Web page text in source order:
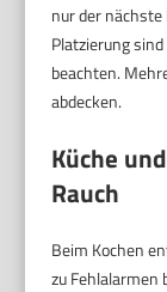
nur der nächste
Platzierung
beachten.
abdecken.
Küche
Rauch
Beim Kochen
zu Fehlalarmen